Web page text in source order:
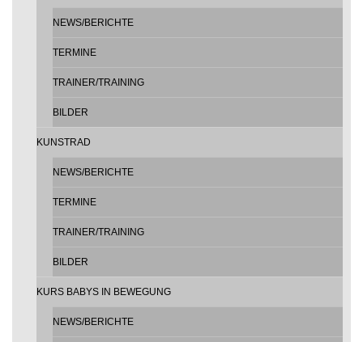
NEWS/BERICHTE
TERMINE
TRAINER/TRAINING
BILDER
KUNSTRAD
NEWS/BERICHTE
TERMINE
TRAINER/TRAINING
BILDER
KURS BABYS IN BEWEGUNG
NEWS/BERICHTE